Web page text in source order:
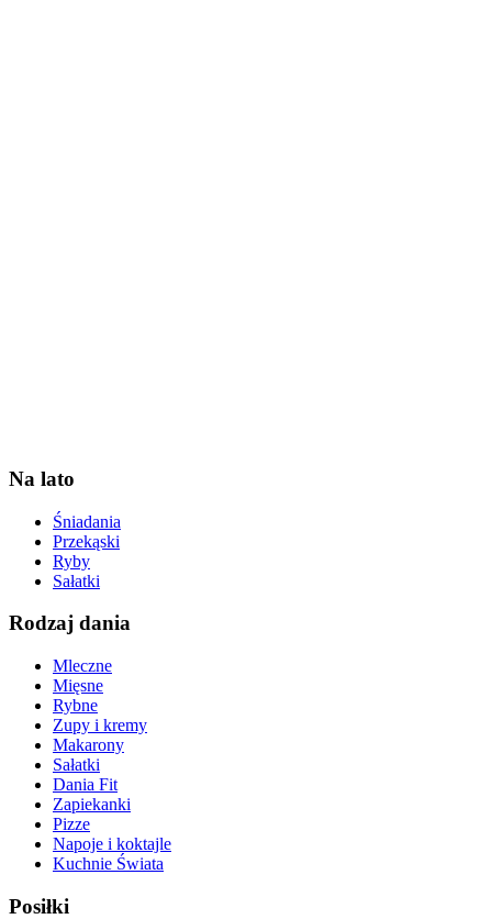
Na lato
Śniadania
Przekąski
Ryby
Sałatki
Rodzaj dania
Mleczne
Mięsne
Rybne
Zupy i kremy
Makarony
Sałatki
Dania Fit
Zapiekanki
Pizze
Napoje i koktajle
Kuchnie Świata
Posiłki